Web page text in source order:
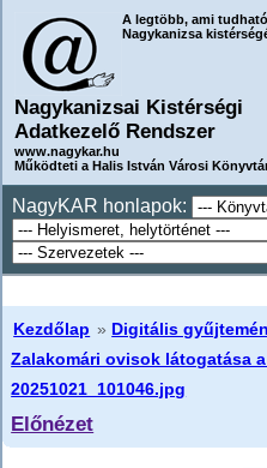
A legtöbb, ami tudható
Nagykanizsa
Nagykanizsai Kistérségi
Adatkezelő Rendszer
www.nagykar.hu
Működteti a Halis István Városi
NagyKAR honlapok:
Kezdőlap » Digitális
Zalakomári ovisok látogatása
20251021_101046.jpg
Előnézet